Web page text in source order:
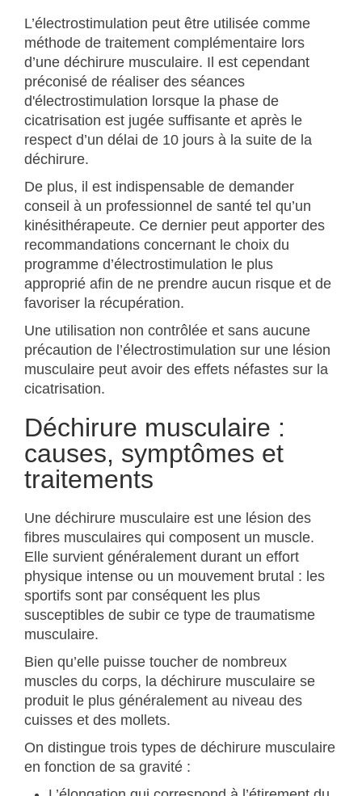
L’électrostimulation peut être utilisée comme
méthode de traitement complémentaire lors
d’une déchirure musculaire. Il est cependant
préconisé de réaliser des séances
d'électrostimulation lorsque la phase de
cicatrisation est jugée suffisante et après le
respect d’un délai de 10 jours à la suite de la
déchirure.
De plus, il est indispensable de demander
conseil à un professionnel de santé tel qu’un
kinésithérapeute. Ce dernier peut apporter des
recommandations concernant le choix du
programme d’électrostimulation le plus
approprié afin de ne prendre aucun risque et de
favoriser la récupération.
Une utilisation non contrôlée et sans aucune
précaution de l’électrostimulation sur une lésion
musculaire peut avoir des effets néfastes sur la
cicatrisation.
Déchirure musculaire :
causes, symptômes et
traitements
Une déchirure musculaire est une lésion des
fibres musculaires qui composent un muscle.
Elle survient généralement durant un effort
physique intense ou un mouvement brutal : les
sportifs sont par conséquent les plus
susceptibles de subir ce type de traumatisme
musculaire.
Bien qu’elle puisse toucher de nombreux
muscles du corps, la déchirure musculaire se
produit le plus généralement au niveau des
cuisses et des mollets.
On distingue trois types de déchirure musculaire
en fonction de sa gravité :